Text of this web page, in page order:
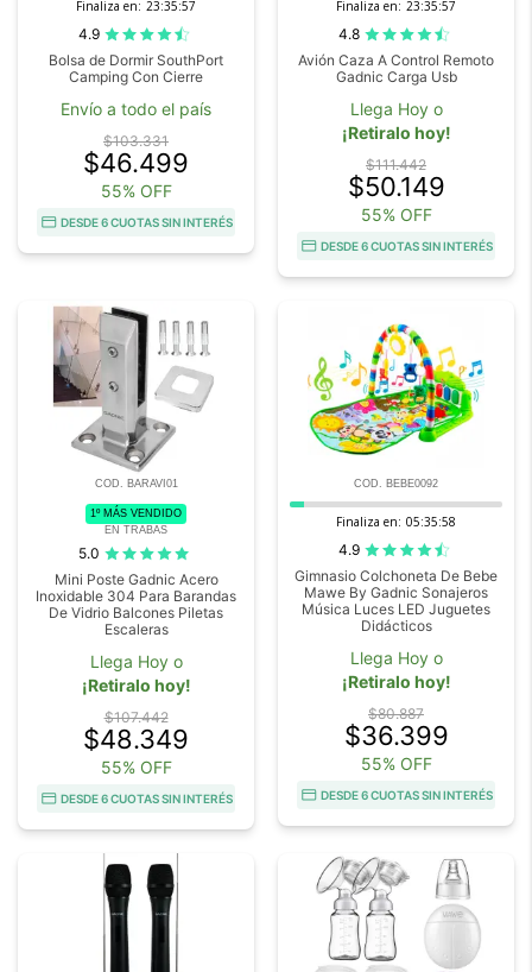
Finaliza en: 23:35:56
4.9
Bolsa de Dormir SouthPort
Camping Con Cierre
Envío a todo el país
$103.331
$46.499
55% OFF
DESDE 6 CUOTAS SIN INTERÉS
Finaliza en: 23:35:56
4.8
Avión Caza A Control Remoto
Gadnic Carga Usb
Llega Hoy o
¡Retiralo hoy!
$111.442
$50.149
55% OFF
DESDE 6 CUOTAS SIN INTERÉS
COD. BARAVI01
1º MÁS VENDIDO
EN TRABAS
5.0
Mini Poste Gadnic Acero
Inoxidable 304 Para Barandas
De Vidrio Balcones Piletas
Escaleras
Llega Hoy o
¡Retiralo hoy!
$107.442
$48.349
55% OFF
DESDE 6 CUOTAS SIN INTERÉS
COD. BEBE0092
Finaliza en: 05:35:56
4.9
Gimnasio Colchoneta De Bebe
Mawe By Gadnic Sonajeros
Música Luces LED Juguetes
Didácticos
Llega Hoy o
¡Retiralo hoy!
$80.887
$36.399
55% OFF
DESDE 6 CUOTAS SIN INTERÉS